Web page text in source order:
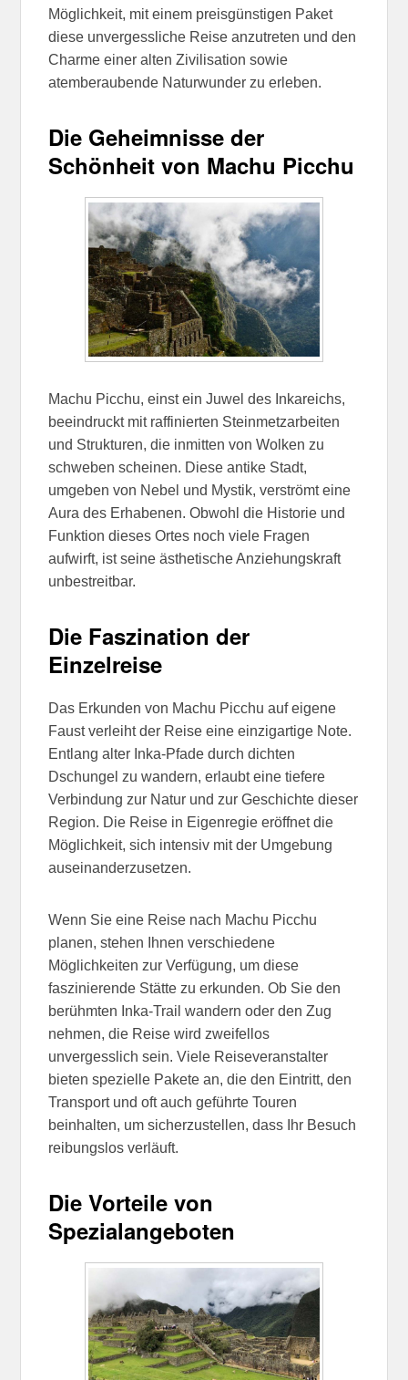
Möglichkeit, mit einem preisgünstigen Paket
diese unvergessliche Reise anzutreten und den
Charme einer alten Zivilisation sowie
atemberaubende Naturwunder zu erleben.
Die Geheimnisse der
Schönheit von Machu Picchu
Machu Picchu, einst ein Juwel des Inkareichs,
beeindruckt mit raffinierten Steinmetzarbeiten
und Strukturen, die inmitten von Wolken zu
schweben scheinen. Diese antike Stadt,
umgeben von Nebel und Mystik, verströmt eine
Aura des Erhabenen. Obwohl die Historie und
Funktion dieses Ortes noch viele Fragen
aufwirft, ist seine ästhetische Anziehungskraft
unbestreitbar.
Die Faszination der
Einzelreise
Das Erkunden von Machu Picchu auf eigene
Faust verleiht der Reise eine einzigartige Note.
Entlang alter Inka-Pfade durch dichten
Dschungel zu wandern, erlaubt eine tiefere
Verbindung zur Natur und zur Geschichte dieser
Region. Die Reise in Eigenregie eröffnet die
Möglichkeit, sich intensiv mit der Umgebung
auseinanderzusetzen.
Wenn Sie eine Reise nach Machu Picchu
planen, stehen Ihnen verschiedene
Möglichkeiten zur Verfügung, um diese
faszinierende Stätte zu erkunden. Ob Sie den
berühmten Inka-Trail wandern oder den Zug
nehmen, die Reise wird zweifellos
unvergesslich sein. Viele Reiseveranstalter
bieten spezielle Pakete an, die den Eintritt, den
Transport und oft auch geführte Touren
beinhalten, um sicherzustellen, dass Ihr Besuch
reibungslos verläuft.
Die Vorteile von
Spezialangeboten